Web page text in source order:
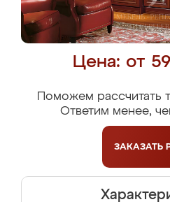
Цена: от
Поможем рассчитать
Ответим менее,
ЗАКАЗАТЬ